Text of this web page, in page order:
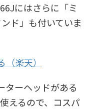
にはさらに「ミ
ド」も付いていま
楽天）
ターヘッドがある
えるので、コスパ